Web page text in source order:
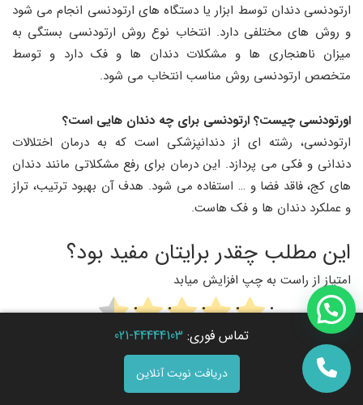
ارتودنسی دندان توسط ابزار یا دستگاه های ارتودنسی انجام می شود
و روش های مختلفی دارد. انتخاب نوع روش ارتودنسی بستگی به
میزان ناهنجاری ها و مشکلات دندان ها و فک دارد و توسط
متخصص ارتودنسی روش مناسب انتخاب می شود.
اورتودنسی چیست؟ ارتودنسی برای چه دندان هایی است؟
ارتودنسی، رشته‌ ای از دندانپزشکی است که به درمان اختلالات
دندانی و فکی می‌ پردازد. این درمان برای رفع مشکلاتی مانند دندان‌
های کج، فاقد فضا و … استفاده می‌ شود. هدف آن بهبود ترتیب، تراز
و عملکرد دندان‌ ها و فک‌ هاست.
این مطلب چقدر برایتان مفید بود؟
امتیاز از راست به چپ افزایش میابد
میانگین امتیازات / 5. تعداد امتیازات 154
تماس فوری: 44444103-021
دریافت نوبت آنلاین